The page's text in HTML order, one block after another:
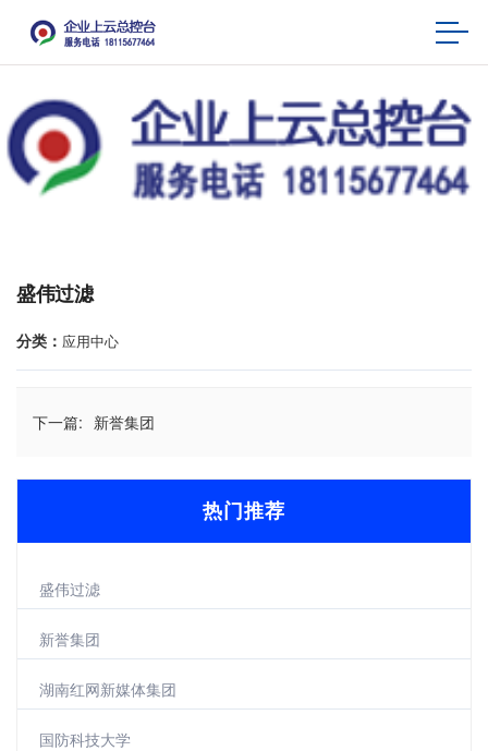
盛伟过滤
分类： 应用中心
下一篇: 新誉集团
热门推荐
盛伟过滤
新誉集团
湖南红网新媒体集团
国防科技大学